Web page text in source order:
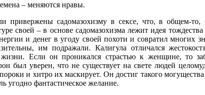
– меняются нравы.
привержены садомазохизму в сексе, что, в общем-
своей – в основе садомазохизма лежит идея
и денег в угоду своей похоти и совратил многих
им подражали. Калигула отличался
жизни. Если он проникался страстью к женщине, то
был уверен, что не существует на свете людей
и хитро их маскирует. Он достиг такого
угодно фантастическое желание.